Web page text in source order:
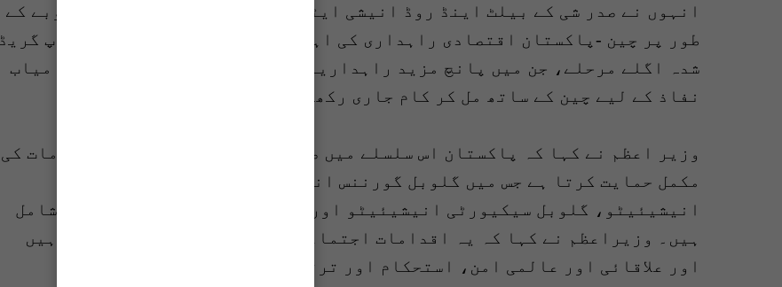
انہوں نے صدر شی کے بیلٹ اینڈ روڈ انیشی ایٹو (بی آر آئی) کے ایک اہم منصوبے کے
طور پر چین -پاکستان اقتصادی راہداری کی اہمیت کو سراہا اور سی-پیک کے اپ گریڈ
شدہ اگلے مرحلے، جن میں پانچ مزید راہداریوں کا اضافہ کیا گیا ہے، کے کامیاب
نفاذ کے لیے چین کے ساتھ مل کر کام جاری رکھنے کی خواہش کا اعادہ کیا۔
وزیر اعظم نے کہا کہ پاکستان اس سلسلے میں صدر شی جن پنگ کے تاریخی اقدامات کی
مکمل حمایت کرتا ہے جس میں گلوبل گورننس انیشیئیٹو، گلوبل ڈویلپمنٹ
انیشیئیٹو، گلوبل سیکیورٹی انیشیئیٹو اور گلوبل سولائزیشن انیشیئیٹو شامل
ہیں۔ وزیراعظم نے کہا کہ یہ اقدامات اجتماعی عالمی بھلائی کے لیے ضروری ہیں
اور علاقائی اور عالمی امن، استحکام اور ترقی میں معاون ثابت ہوں گے۔